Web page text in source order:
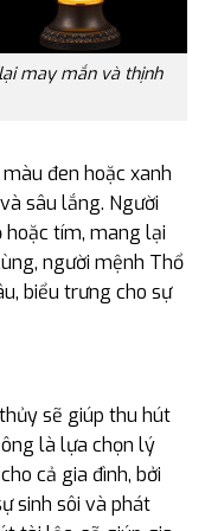
may mắn và thịnh
đen hoặc xanh
sâu lắng. Người
hoặc tím, mang lại
người mệnh Thổ
biểu trưng cho sự
sẽ giúp thu hút
là lựa chọn lý
cả gia đình, bởi
sinh sôi và phát